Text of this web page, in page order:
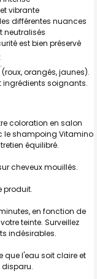
vibrante
différentes nuances
neutralisés
est bien préservé
orangés, jaunes).
ingrédients soignants.
coloration en salon
le shampoing Vitamino
équilibré.
cheveux mouillés.
produit.
en fonction de
teinte. Surveillez
indésirables.
l'eau soit claire et